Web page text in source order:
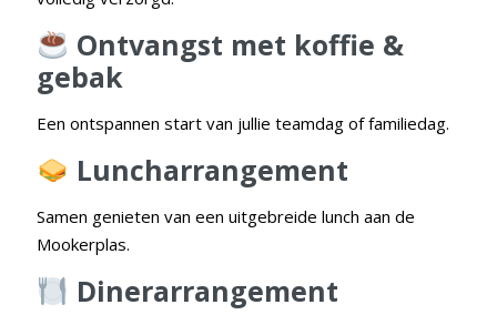
Ontvangst met koffie &
gebak
Een ontspannen start van jullie teamdag of familiedag.
Luncharrangement
Samen genieten van een uitgebreide lunch aan de
Mookerplas.
Dinerarrangement